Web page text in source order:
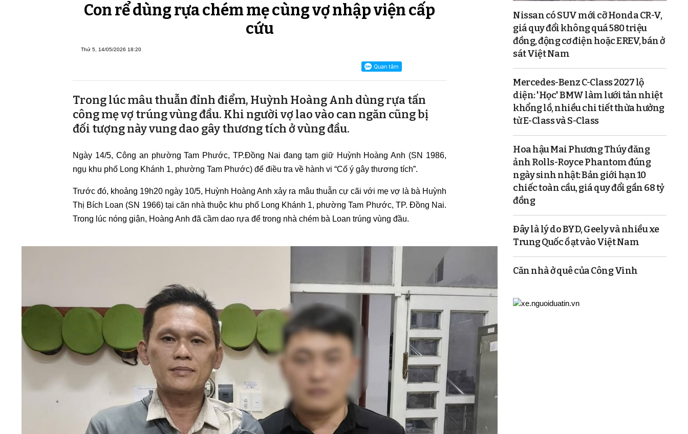
Con rể dùng rựa chém mẹ cùng vợ nhập viện cấp
cứu
Thứ 5, 14/05/2026 18:20
Trong lúc mâu thuẫn đỉnh điểm, Huỳnh Hoàng Anh dùng rựa tấn
công mẹ vợ trúng vùng đầu. Khi người vợ lao vào can ngăn cũng bị
đối tượng này vung dao gây thương tích ở vùng đầu.
Ngày 14/5, Công an phường Tam Phước, TP.Đồng Nai đang tạm giữ Huỳnh Hoàng Anh (SN 1986,
ngụ khu phố Long Khánh 1, phường Tam Phước) để điều tra về hành vi “Cố ý gây thương tích”.
Trước đó, khoảng 19h20 ngày 10/5, Huỳnh Hoàng Anh xảy ra mâu thuẫn cự cãi với mẹ vợ là bà Huỳnh
Thị Bích Loan (SN 1966) tại căn nhà thuộc khu phố Long Khánh 1, phường Tam Phước, TP. Đồng Nai.
Trong lúc nóng giận, Hoàng Anh đã cầm dao rựa để trong nhà chém bà Loan trúng vùng đầu.
Nissan có SUV mới cỡ Honda CR-V,
giá quy đổi không quá 580 triệu
đồng, động cơ điện hoặc EREV, bán ở
sát Việt Nam
Mercedes-Benz C-Class 2027 lộ
diện: 'Học' BMW làm lưới tản nhiệt
khổng lồ, nhiều chi tiết thừa hưởng
từ E-Class và S-Class
Hoa hậu Mai Phương Thúy đăng
ảnh Rolls-Royce Phantom đúng
ngày sinh nhật: Bản giới hạn 10
chiếc toàn cầu, giá quy đổi gần 68 tỷ
đồng
Đây là lý do BYD, Geely và nhiều xe
Trung Quốc ồ ạt vào Việt Nam
Căn nhà ở quê của Công Vinh